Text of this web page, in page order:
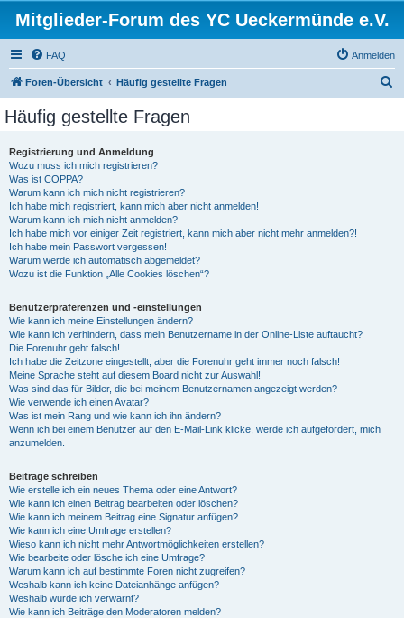
Mitglieder-Forum des YC Ueckermünde e.V.
FAQ Anmelden
Foren-Übersicht Häufig gestellte Fragen
Häufig gestellte Fragen
Registrierung und Anmeldung
Wozu muss ich mich registrieren?
Was ist COPPA?
Warum kann ich mich nicht registrieren?
Ich habe mich registriert, kann mich aber nicht anmelden!
Warum kann ich mich nicht anmelden?
Ich habe mich vor einiger Zeit registriert, kann mich aber nicht mehr anmelden?!
Ich habe mein Passwort vergessen!
Warum werde ich automatisch abgemeldet?
Wozu ist die Funktion „Alle Cookies löschen“?
Benutzerpräferenzen und -einstellungen
Wie kann ich meine Einstellungen ändern?
Wie kann ich verhindern, dass mein Benutzername in der Online-Liste auftaucht?
Die Forenuhr geht falsch!
Ich habe die Zeitzone eingestellt, aber die Forenuhr geht immer noch falsch!
Meine Sprache steht auf diesem Board nicht zur Auswahl!
Was sind das für Bilder, die bei meinem Benutzernamen angezeigt werden?
Wie verwende ich einen Avatar?
Was ist mein Rang und wie kann ich ihn ändern?
Wenn ich bei einem Benutzer auf den E-Mail-Link klicke, werde ich aufgefordert, mich
anzumelden.
Beiträge schreiben
Wie erstelle ich ein neues Thema oder eine Antwort?
Wie kann ich einen Beitrag bearbeiten oder löschen?
Wie kann ich meinem Beitrag eine Signatur anfügen?
Wie kann ich eine Umfrage erstellen?
Wieso kann ich nicht mehr Antwortmöglichkeiten erstellen?
Wie bearbeite oder lösche ich eine Umfrage?
Warum kann ich auf bestimmte Foren nicht zugreifen?
Weshalb kann ich keine Dateianhänge anfügen?
Weshalb wurde ich verwarnt?
Wie kann ich Beiträge den Moderatoren melden?